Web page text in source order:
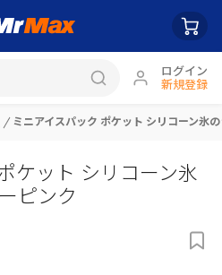
ログイン
新規登録
ミニアイスパック ポケット シリコーン氷
ケット シリコーン氷
ピンク